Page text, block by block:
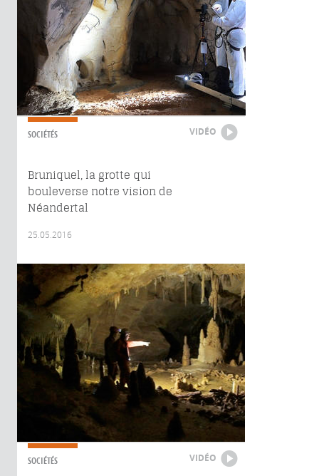
SOCIÉTÉS VIDÉO
Bruniquel, la grotte qui
bouleverse notre vision de
Néandertal
25.05.2016
SOCIÉTÉS VIDÉO